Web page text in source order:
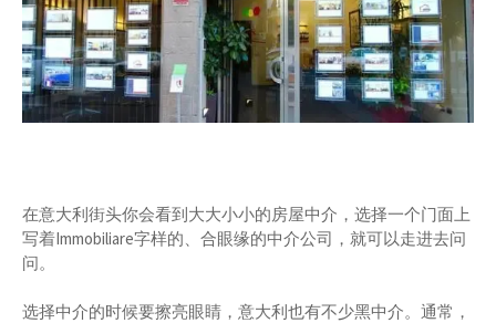
在意大利街头你会看到大大小小的房屋中介，选择一个门面上
写着Immobiliare字样的、合眼缘的中介公司，就可以走进去问
问。
选择中介的时候要擦亮眼睛，意大利也有不少黑中介。通常，